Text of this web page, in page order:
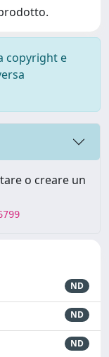
copyright e
o creare un
ND
ND
ND